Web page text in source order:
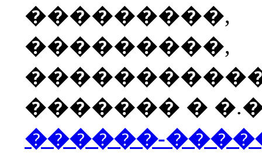
���������,
���������,
������� �
������-